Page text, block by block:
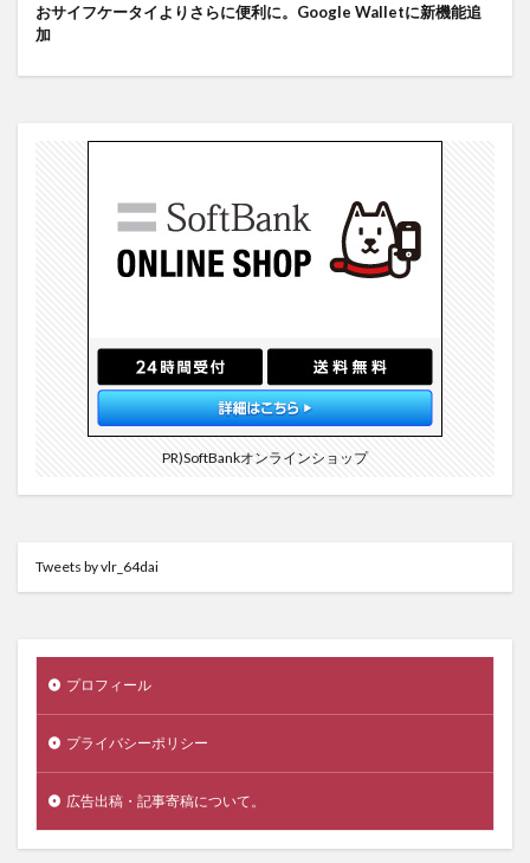
おサイフケータイよりさらに便利に。Google Walletに新機能追
加
PR)SoftBankオンラインショップ
Tweets by vlr_64dai
プロフィール
プライバシーポリシー
広告出稿・記事寄稿について。